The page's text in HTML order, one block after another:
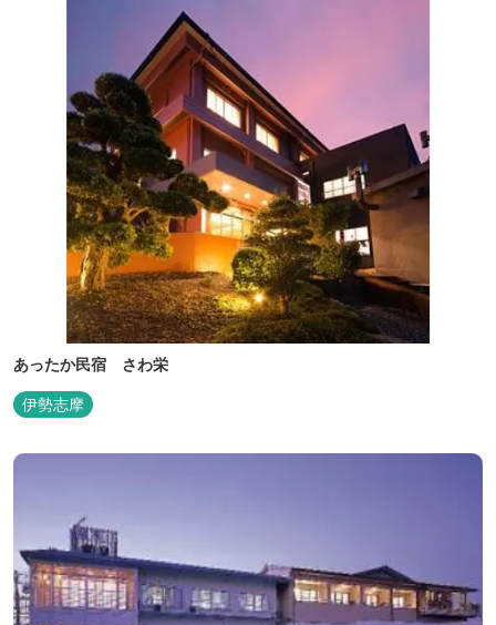
あったか民宿 さわ栄
伊勢志摩